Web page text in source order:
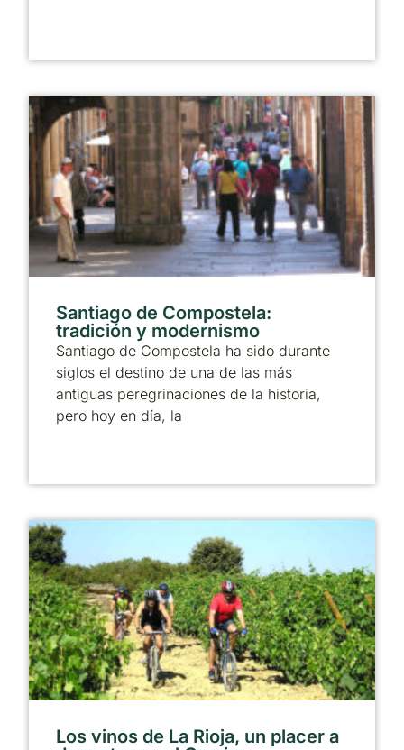
Santiago de Compostela:
tradición y modernismo
Santiago de Compostela ha sido durante
siglos el destino de una de las más
antiguas peregrinaciones de la historia,
pero hoy en día, la
Los vinos de La Rioja, un placer a